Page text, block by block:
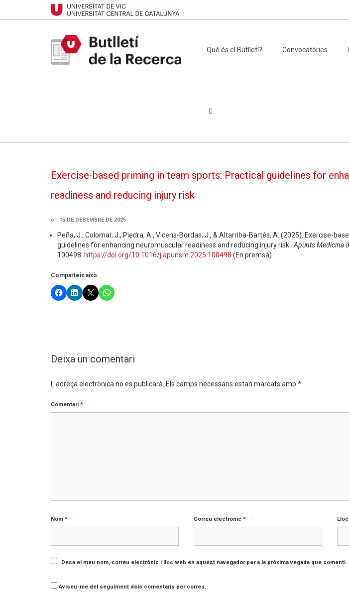
Què és el Butlletí? Convocatòries
Exercise-based priming in team sports: Practical guidelines for
readiness and reducing injury risk
on 15 DE DESEMBRE DE 2025
Peña, J., Colomar, J., Piedra, A., Vicens-Bordas, J., & Altarriba-Bartés, A. (2025). Exercise-
guidelines for enhancing neuromuscular readiness and reducing injury risk. Apunts Medicina
100498. https://doi.org/10.1016/j.apunsm.2025.100498 (En premsa)
Comparteix això:
Deixa un comentari
L'adreça electrònica no es publicarà. Els camps necessaris estan marcats amb *
Comentari *
Nom * Correu electrònic*
Desa el meu nom, correu electrònic i lloc web en aquest navegador per a la pròxima vegada que comenti.
Aviseu-me del seguiment dels comentaris per correu.